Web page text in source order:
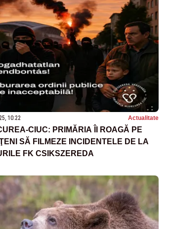
10:22 Actualitate
CIUC: PRIMĂRIA ÎI ROAGĂ PE
SĂ FILMEZE INCIDENTELE DE LA
FK CSIKSZEREDA